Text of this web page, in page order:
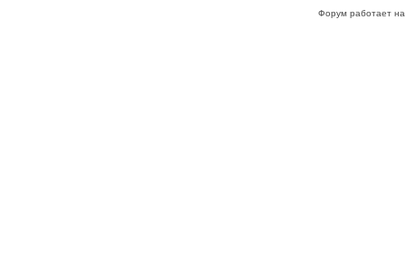
Форум работает